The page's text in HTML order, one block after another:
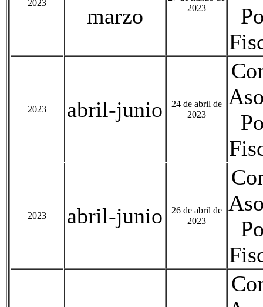
2023
marzo
2023
2023 abril-junio
24 de abril de
2023
2023 abril-junio
26 de abril de
2023